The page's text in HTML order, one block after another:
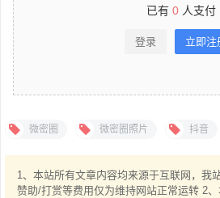
已有 0 人支付
登录 立即注
微密圈 微密圈照片 抖音
1、本站所有文章内容均来源于互联网，我
赞助/打赏等费用仅为维持网站正常运转 2